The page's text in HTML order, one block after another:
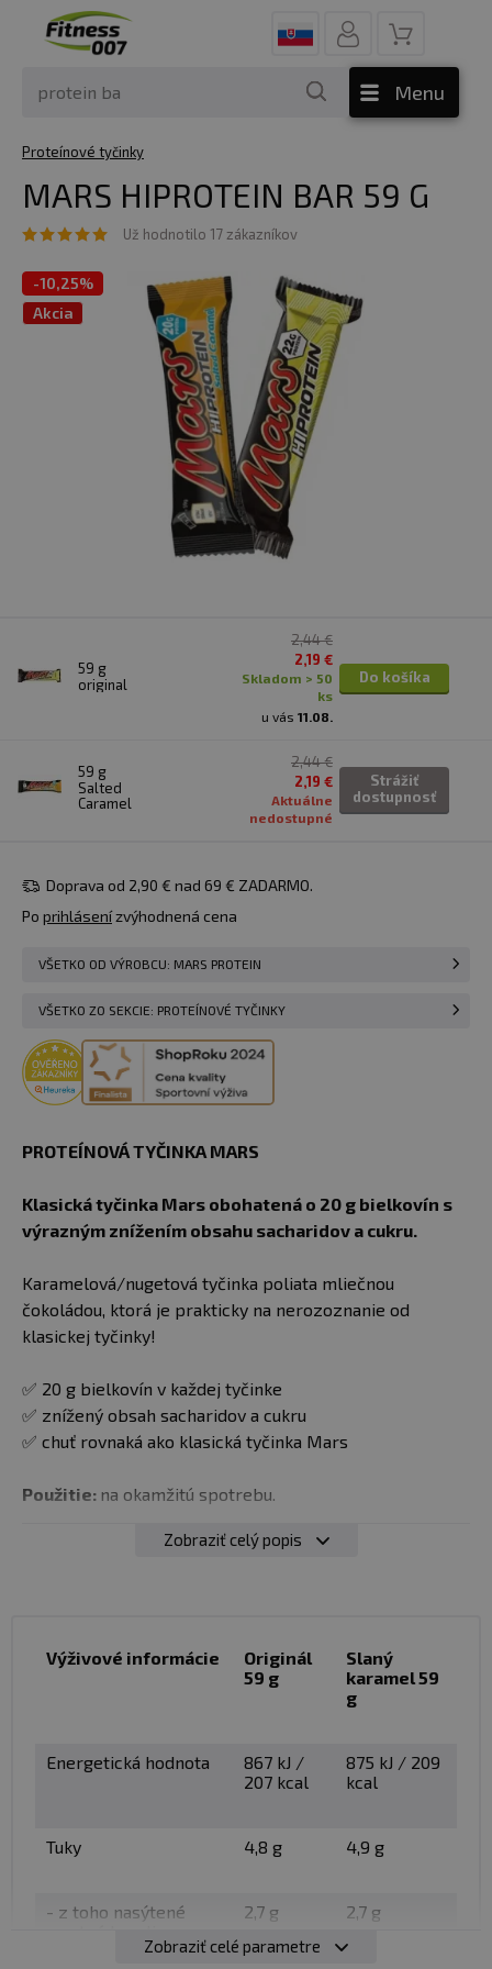
Menu
Proteínové tyčinky
MARS HIPROTEIN BAR 59 G
Už hodnotilo 17 zákazníkov
-10,25%
Akcia
59 g
original
2,44 €
2,19 €
skladom > 50
ks
u vás 11.08.
Do košíka
59 g
Salted
Caramel
2,44 €
2,19 €
Aktuálne
nedostupné
Strážiť
dostupnosť
Doprava od 2,90 € nad 69 € ZADARMO.
Po prihlásenízvýhodnená cena
VŠETKO OD VÝROBCU: MARS PROTEIN
VŠETKO ZO SEKCIE: PROTEÍNOVÉ TYČINKY
PROTEÍNOVÁ TYČINKA MARS
Klasická tyčinka Mars obohatená o 20 g bielkovín s
výrazným znížením obsahu sacharidov a cukru.
Karamelová/nugetová tyčinka poliata mliečnou
čokoládou, ktorá je prakticky na nerozoznanie od
klasickej tyčinky!
✅ 20 g bielkovín v každej tyčinke
✅ znížený obsah sacharidov a cukru
✅ chuť rovnaká ako klasická tyčinka Mars
Použitie: na okamžitú spotrebu.
Upozornenie pre alergikov: Alergény v zložení
tučným písmom .
Zobraziť celý popis
Výživové informácie
Originál
59 g
Slaný
karamel 59
g
Energetická hodnota
867 kJ /
207 kcal
875 kJ / 209
kcal
Tuky 4,8 g 4,9 g
- z toho nasýtené
2,7 g 2,7 g
Zobraziť celé parametre